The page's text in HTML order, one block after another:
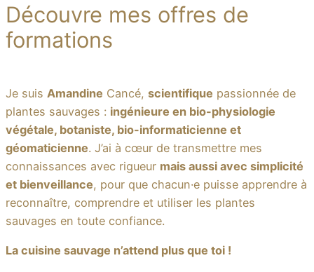
Découvre mes offres de
formations
Je suis Amandine Cancé, scientifique passionnée de
plantes sauvages : ingénieure en bio-physiologie
végétale, botaniste, bio-informaticienne et
géomaticienne. J’ai à cœur de transmettre mes
connaissances avec rigueur mais aussi avec simplicité
et bienveillance, pour que chacun·e puisse apprendre à
reconnaître, comprendre et utiliser les plantes
sauvages en toute confiance.
La cuisine sauvage n’attend plus que toi !